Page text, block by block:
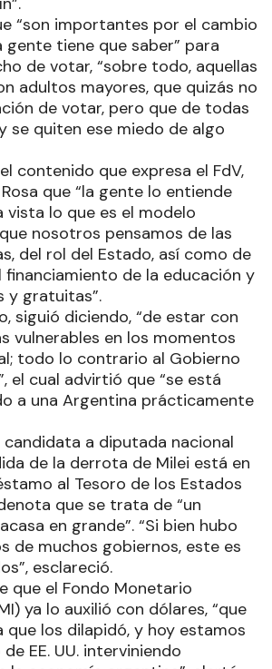
“son importantes por el cambio
tiene que saber” para
de votar, “sobre todo, aquellas
adultos mayores, que quizás no
de votar, pero que de todas
se quiten ese miedo de algo
contenido que expresa el FdV,
que “la gente lo entiende
vista lo que es el modelo
nosotros pensamos de las
del rol del Estado, así como de
financiamiento de la educación y
y gratuitas”.
siguió diciendo, “de estar con
vulnerables en los momentos
todo lo contrario al Gobierno
el cual advirtió que “se está
a una Argentina prácticamente
a diputada nacional
de la derrota de Milei está en
al Tesoro de los Estados
que se trata de “un
en grande”. “Si bien hubo
de muchos gobiernos, este es
esclareció.
que el Fondo Monetario
ya lo auxilió con dólares, “que
que los dilapidó, y hoy estamos
EE. UU. interviniendo